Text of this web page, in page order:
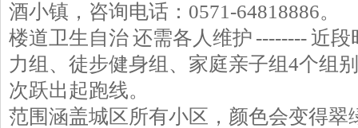
酒小镇，咨询电话：0571-64818886。
楼道卫生自治 还需各人维护 -------- 近
力组、徒步健身组、家庭亲子组4个组
次跃出起跑线。
范围涵盖城区所有小区，颜色会变得翠